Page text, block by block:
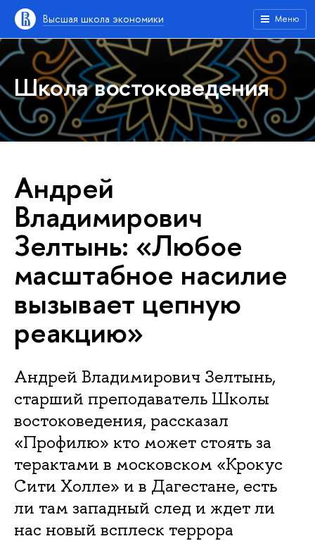
Высшая школа экономики Меню
Школа востоковедения
Андрей
Владимирович
Зелтынь: «Любое
масштабное насилие
вызывает цепную
реакцию»
Андрей Владимирович Зелтынь,
старший преподаватель Школы
востоковедения, рассказал
«Профилю» кто может стоять за
терактами в московском «Крокус
Сити Холле» и в Дагестане, есть
ли там западный след и ждет ли
нас новый всплеск террора